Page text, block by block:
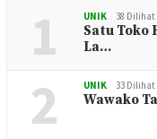
1 UNIK 38 Dilihat
Satu Toko
La…
2 UNIK 33 Dilihat
Wawako